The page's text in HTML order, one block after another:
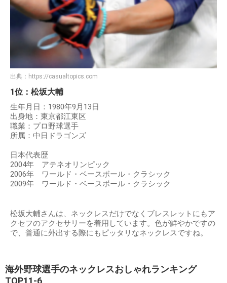
出典： https://casualtopics.com
1位：松坂大輔
生年月日：1980年9月13日
出身地：東京都江東区
職業：プロ野球選手
所属：中日ドラゴンズ
日本代表歴
2004年 アテネオリンピック
2006年 ワールド・ベースボール・クラシック
2009年 ワールド・ベースボール・クラシック
松坂大輔さんは、ネックレスだけでなくブレスレットにもア
クセフのアクセサリーを着用しています。色が鮮やかですの
で、普通に外出する際にもピッタリなネックレスですね。
海外野球選手のネックレスおしゃれランキング
TOP11-6